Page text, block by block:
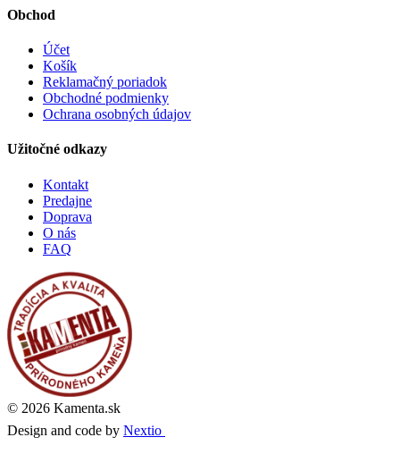
Obchod
Účet
Košík
Reklamačný poriadok
Obchodné podmienky
Ochrana osobných údajov
Užitočné odkazy
Kontakt
Predajne
Doprava
O nás
FAQ
© 2026 Kamenta.sk
Design and code by Nextio